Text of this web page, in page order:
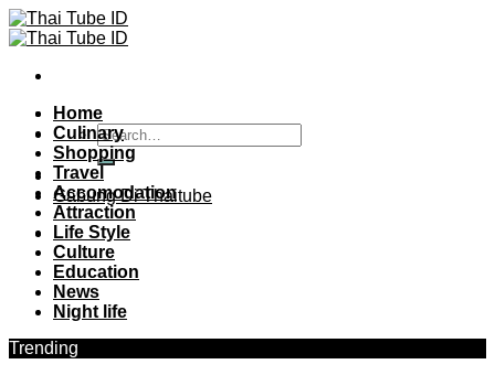
Skip
to
Gabung Di Thaitube
Home
Culinary
Shopping
Travel
Accomodation
Attraction
Life Style
Culture
Education
News
Night life
Trending